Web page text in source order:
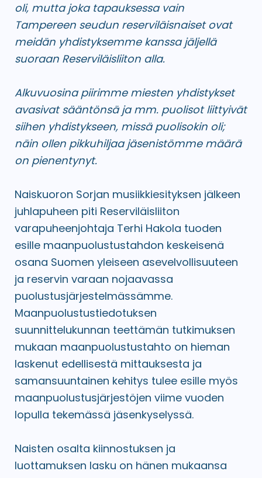
oli, mutta joka tapauksessa vain
Tampereen seudun reserviläisnaiset ovat
meidän yhdistyksemme kanssa jäljellä
suoraan Reserviläisliiton alla.
Alkuvuosina piirimme miesten yhdistykset
avasivat sääntönsä ja mm. puolisot liittyivät
siihen yhdistykseen, missä puolisokin oli;
näin ollen pikkuhiljaa jäsenistömme määrä
on pienentynyt.
Naiskuoron Sorjan musiikkiesityksen jälkeen
juhlapuheen piti Reserviläisliiton
varapuheenjohtaja Terhi Hakola tuoden
esille maanpuolustustahdon keskeisenä
osana Suomen yleiseen asevelvollisuuteen
ja reservin varaan nojaavassa
puolustusjärjestelmässämme.
Maanpuolustustiedotuksen
suunnittelukunnan teettämän tutkimuksen
mukaan maanpuolustustahto on hieman
laskenut edellisestä mittauksesta ja
samansuuntainen kehitys tulee esille myös
maanpuolustusjärjestöjen viime vuoden
lopulla tekemässä jäsenkyselyssä.
Naisten osalta kiinnostuksen ja
luottamuksen lasku on hänen mukaansa